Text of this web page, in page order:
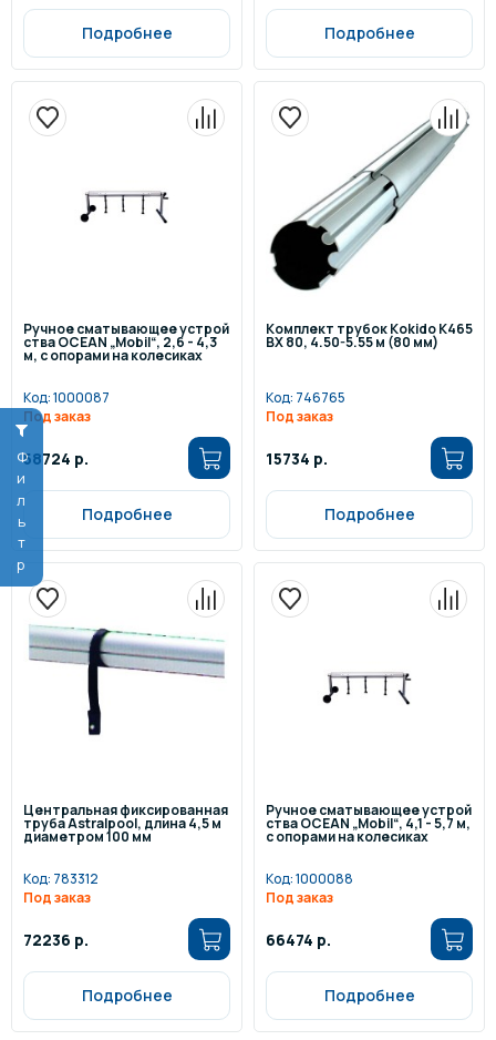
Фильтр
Подробнее Подробнее
Ручное сматывающее устрой
ства OCEAN „Mobil“, 2,6 - 4,3
м, с опорами на колесиках
Код:1000087
Под заказ
58724 р.
Подробнее
Комплект трубок Kokido K465
BX 80, 4.50-5.55 м (80 мм)
Код: 746765
Под заказ
15734 р.
Подробнее
Центральная фиксированная
труба Astralpool, длина 4,5 м
диаметром 100 мм
Код: 783312
Под заказ
72236 р.
Подробнее
Ручное сматывающее устрой
ства OCEAN „Mobil“, 4,1 - 5,7 м,
с опорами на колесиках
Код:1000088
Под заказ
66474 р.
Подробнее